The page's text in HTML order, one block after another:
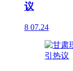
议
8 07.24